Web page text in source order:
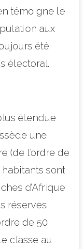
témoigne le
aux
été
électoral.
étendue
une
(de l’ordre de
habitants sont
d’Afrique
réserves
de 50
classe au